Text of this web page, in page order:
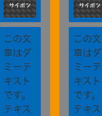
この文
章はダ
ミーテ
キスト
です。
テキス
この文
章はダ
ミーテ
キスト
です。
テキス